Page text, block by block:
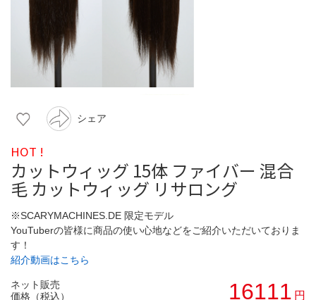
シェア
HOT !
カットウィッグ 15体 ファイバー 混合
毛 カットウィッグ リサロング
※SCARYMACHINES.DE 限定モデル
YouTuberの皆様に商品の使い心地などをご紹介いただいておりま
す！
紹介動画はこちら
ネット販売
価格（税込）
16111 円